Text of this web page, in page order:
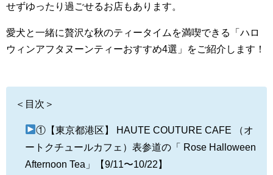
せずゆったり過ごせるお店もあります。
愛犬と一緒に贅沢な秋のティータイムを満喫できる「ハロ
ウィンアフタヌーンティーおすすめ4選」をご紹介します！
＜目次＞
①【東京都港区】 HAUTE COUTURE CAFE （オ
ートクチュールカフェ）表参道の「 Rose Halloween
Afternoon Tea」【9/11〜10/22】